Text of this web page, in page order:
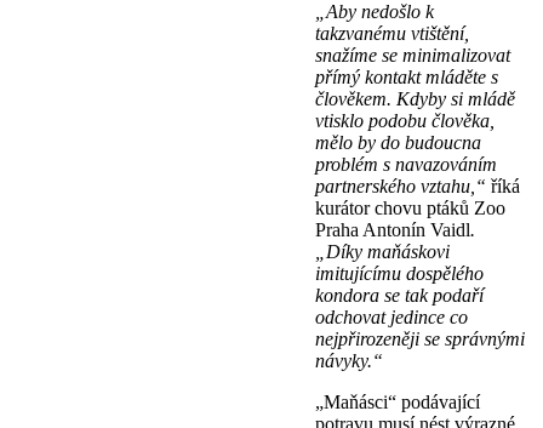
„Aby nedošlo k
takzvanému vtištění,
snažíme se minimalizovat
přímý kontakt mláděte s
člověkem. Kdyby si mládě
vtisklo podobu člověka,
mělo by do budoucna
problém s navazováním
partnerského vztahu,“ říká
kurátor chovu ptáků Zoo
Praha Antonín Vaidl.
„Díky maňáskovi
imitujícímu dospělého
kondora se tak podaří
odchovat jedince co
nejpřirozeněji se správnými
návyky.“
„Maňásci“ podávající